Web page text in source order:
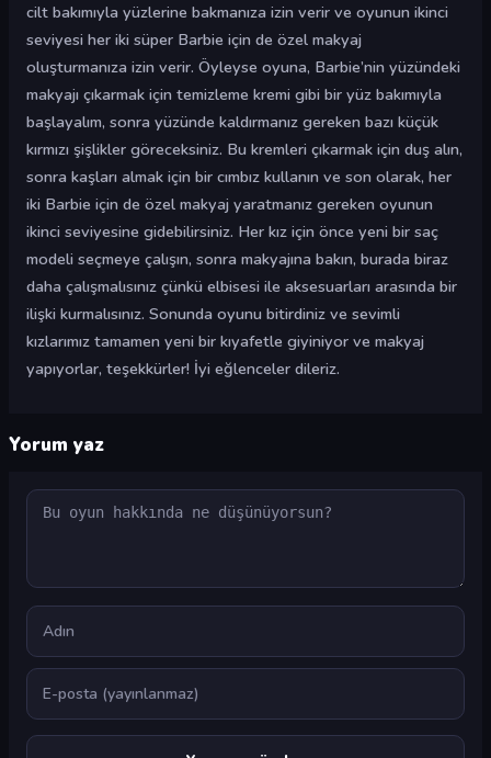
cilt bakımıyla yüzlerine bakmanıza izin verir ve oyunun ikinci
seviyesi her iki süper Barbie için de özel makyaj
oluşturmanıza izin verir. Öyleyse oyuna, Barbie’nin yüzündeki
makyajı çıkarmak için temizleme kremi gibi bir yüz bakımıyla
başlayalım, sonra yüzünde kaldırmanız gereken bazı küçük
kırmızı şişlikler göreceksiniz. Bu kremleri çıkarmak için duş alın,
sonra kaşları almak için bir cımbız kullanın ve son olarak, her
iki Barbie için de özel makyaj yaratmanız gereken oyunun
ikinci seviyesine gidebilirsiniz. Her kız için önce yeni bir saç
modeli seçmeye çalışın, sonra makyajına bakın, burada biraz
daha çalışmalısınız çünkü elbisesi ile aksesuarları arasında bir
ilişki kurmalısınız. Sonunda oyunu bitirdiniz ve sevimli
kızlarımız tamamen yeni bir kıyafetle giyiniyor ve makyaj
yapıyorlar, teşekkürler! İyi eğlenceler dileriz.
Yorum yaz
Yorum
Ad
E-posta